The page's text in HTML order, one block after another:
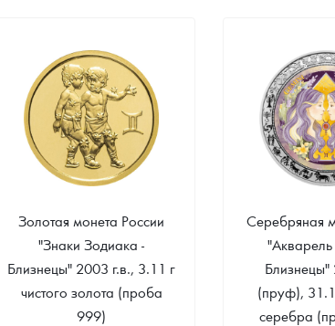
платины на 2026 год
Золотая монета России
"Знаки Зодиака -
Близнецы" 2003 г.в., 3.11 г
чистого золота (проба
999)
Серебряная
Близнецы"
(пруф), 31.1
серебра